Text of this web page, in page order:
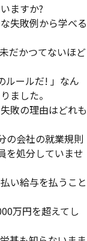
ますか?
失敗例から学べる
だかつてないほど
ルールだ! 」なん
ました。
敗の理由はどれも
の会社の就業規則
を処分していませ
い給与を払うこと
万円を超えてし